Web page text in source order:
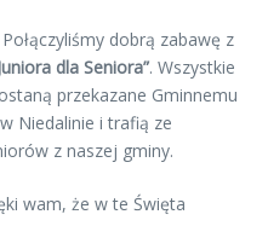
dobrą zabawę z
dla Seniora”. Wszystkie
przekazane Gminnemu
Niedalinie i trafią ze
z naszej gminy.
wam, że w te Święta